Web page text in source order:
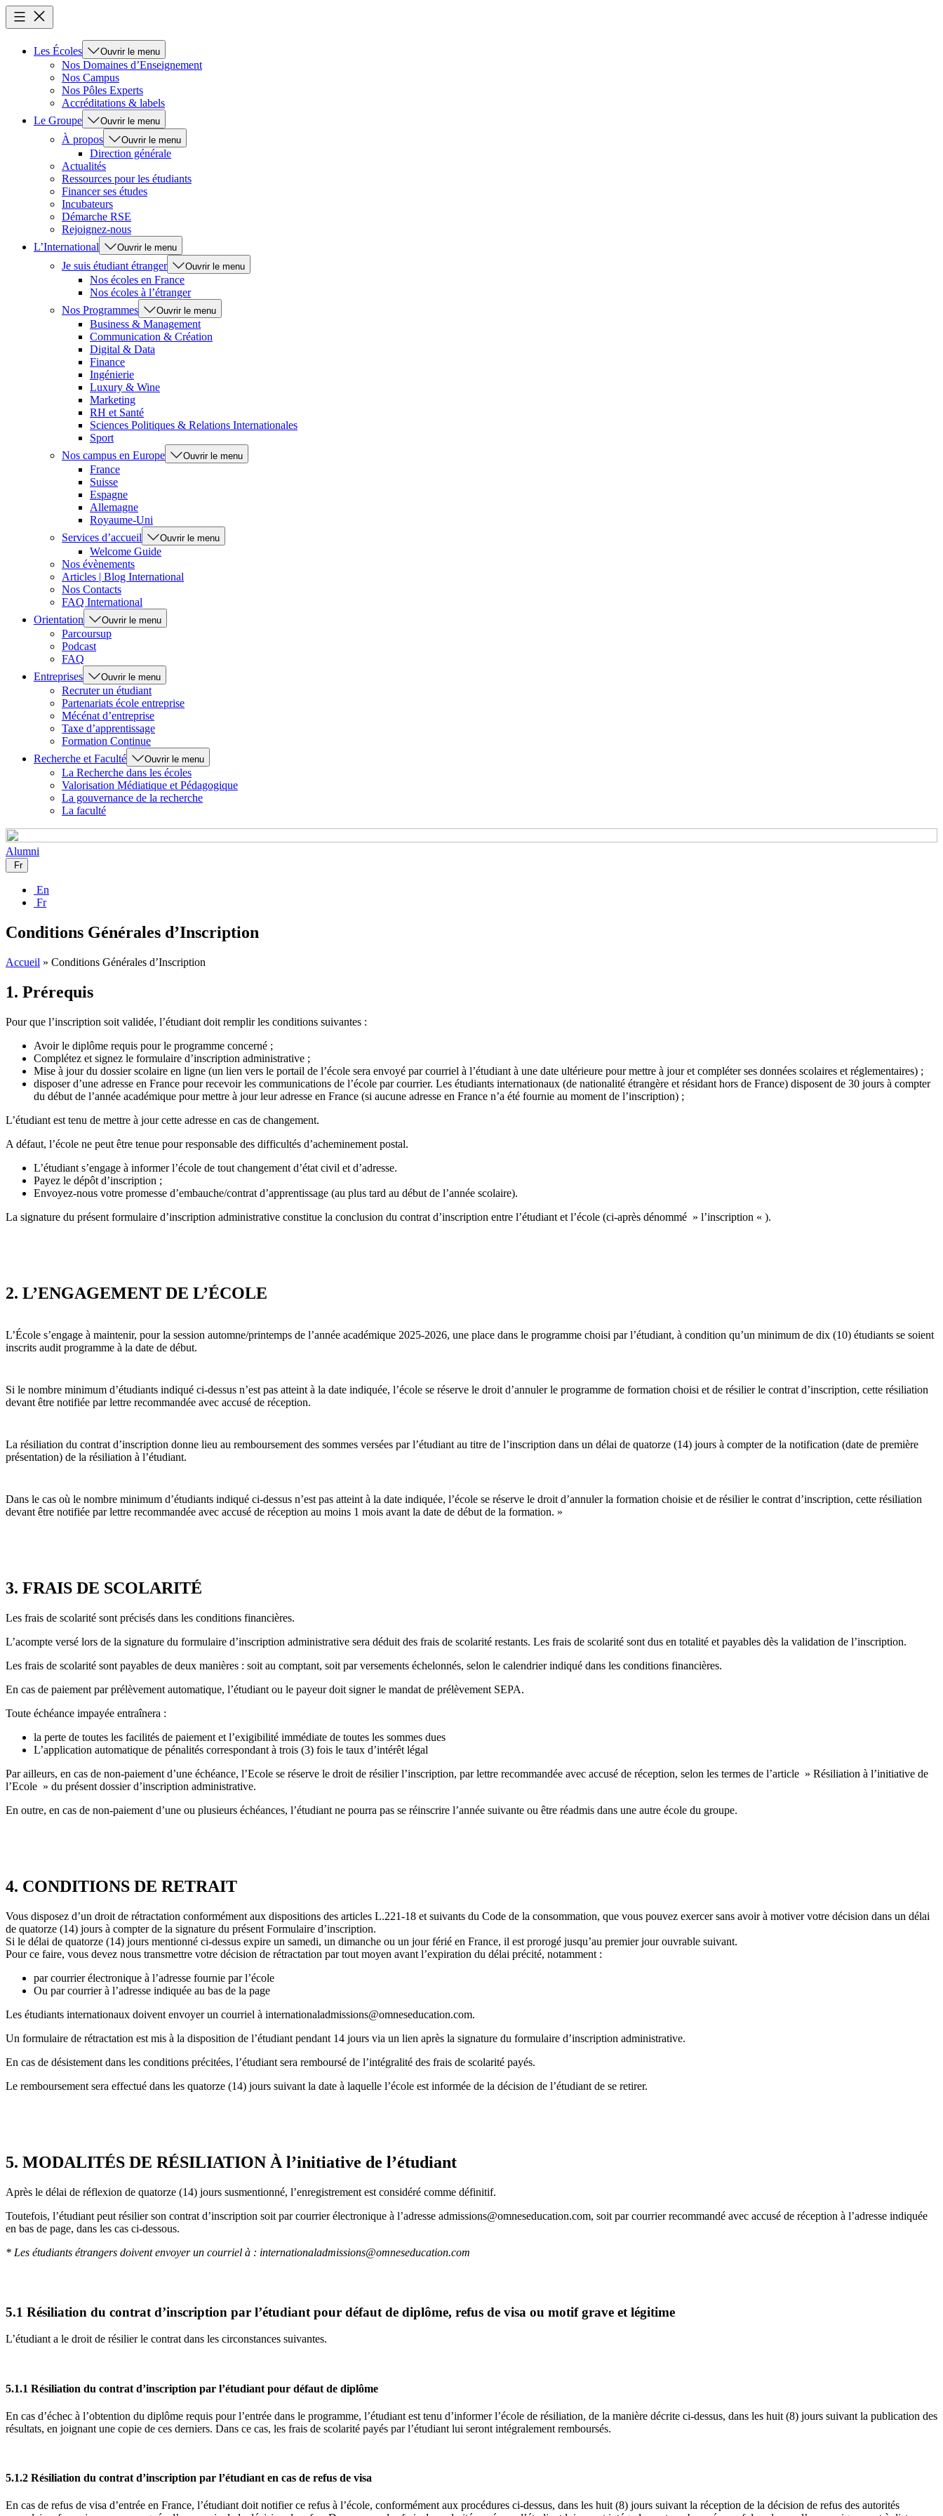
Les Écoles Ouvrir le menu
Nos Domaines d’Enseignement
Nos Campus
Nos Pôles Experts
Accréditations & labels
Le Groupe
Ouvrir le menu
À propos Ouvrir le menu
Direction générale
Actualités
Ressources pour les étudiants
Financer ses études
Incubateurs
Démarche RSE
Rejoignez-nous
L’International
Ouvrir le menu
Je suis étudiant étranger Ouvrir le menu
Nos écoles en France
Nos écoles à l’étranger
Nos Programmes
Ouvrir le menu
Business & Management
Communication & Création
Digital & Data
Finance
Ingénierie
Luxury & Wine
Marketing
RH et Santé
Sciences Politiques & Relations Internationales
Sport
Nos campus en Europe
Ouvrir le menu
France
Suisse
Espagne
Allemagne
Royaume-Uni
Services d’accueil
Ouvrir le menu
Welcome Guide
Nos évènements
Articles | Blog International
Nos Contacts
FAQ International
Orientation
Ouvrir le menu
Parcoursup
Podcast
FAQ
Entreprises
Ouvrir le menu
Recruter un étudiant
Partenariats école entreprise
Mécénat d’entreprise
Taxe d’apprentissage
Formation Continue
Recherche et Faculté
Ouvrir le menu
La Recherche dans les écoles
Valorisation Médiatique et Pédagogique
La gouvernance de la recherche
La faculté
Alumni
Fr
En
Fr
Conditions Générales d’Inscription
Accueil » Conditions Générales d’Inscription
1. Prérequis
Pour que l’inscription soit validée, l’étudiant doit remplir les conditions suivantes :
Avoir le diplôme requis pour le programme concerné ;
Complétez et signez le formulaire d’inscription administrative ;
Mise à jour du dossier scolaire en ligne (un lien vers le portail de l’école sera envoyé par courriel à l’étudiant à une date ultérieure pour mettre à jour et compléter ses données scolaires et réglementaires) ;
disposer d’une adresse en France pour recevoir les communications de l’école par courrier. Les étudiants internationaux (de nationalité étrangère et résidant hors de France) disposent de 30 jours à compter
du début de l’année académique pour mettre à jour leur adresse en France (si aucune adresse en France n’a été fournie au moment de l’inscription) ;
L’étudiant est tenu de mettre à jour cette adresse en cas de changement.
A défaut, l’école ne peut être tenue pour responsable des difficultés d’acheminement postal.
L’étudiant s’engage à informer l’école de tout changement d’état civil et d’adresse.
Payez le dépôt d’inscription ;
Envoyez-nous votre promesse d’embauche/contrat d’apprentissage (au plus tard au début de l’année scolaire).
La signature du présent formulaire d’inscription administrative constitue la conclusion du contrat d’inscription entre l’étudiant et l’école (ci-après dénommé » l’inscription « ).
2. L’ENGAGEMENT DE L’ÉCOLE
L’École s’engage à maintenir, pour la session automne/printemps de l’année académique 2025-2026, une place dans le programme choisi par l’étudiant, à condition qu’un minimum de dix (10) étudiants se soient
inscrits audit programme à la date de début.
Si le nombre minimum d’étudiants indiqué ci-dessus n’est pas atteint à la date indiquée, l’école se réserve le droit d’annuler le programme de formation choisi et de résilier le contrat d’inscription, cette résiliation
devant être notifiée par lettre recommandée avec accusé de réception.
La résiliation du contrat d’inscription donne lieu au remboursement des sommes versées par l’étudiant au titre de l’inscription dans un délai de quatorze (14) jours à compter de la notification (date de première
présentation) de la résiliation à l’étudiant.
Dans le cas où le nombre minimum d’étudiants indiqué ci-dessus n’est pas atteint à la date indiquée, l’école se réserve le droit d’annuler la formation choisie et de résilier le contrat d’inscription, cette résiliation
devant être notifiée par lettre recommandée avec accusé de réception au moins 1 mois avant la date de début de la formation. »
3. FRAIS DE SCOLARITÉ
Les frais de scolarité sont précisés dans les conditions financières.
L’acompte versé lors de la signature du formulaire d’inscription administrative sera déduit des frais de scolarité restants. Les frais de scolarité sont dus en totalité et payables dès la validation de l’inscription.
Les frais de scolarité sont payables de deux manières : soit au comptant, soit par versements échelonnés, selon le calendrier indiqué dans les conditions financières.
En cas de paiement par prélèvement automatique, l’étudiant ou le payeur doit signer le mandat de prélèvement SEPA.
Toute échéance impayée entraînera :
la perte de toutes les facilités de paiement et l’exigibilité immédiate de toutes les sommes dues
L’application automatique de pénalités correspondant à trois (3) fois le taux d’intérêt légal
Par ailleurs, en cas de non-paiement d’une échéance, l’Ecole se réserve le droit de résilier l’inscription, par lettre recommandée avec accusé de réception, selon les termes de l’article » Résiliation à l’initiative de
l’Ecole » du présent dossier d’inscription administrative.
En outre, en cas de non-paiement d’une ou plusieurs échéances, l’étudiant ne pourra pas se réinscrire l’année suivante ou être réadmis dans une autre école du groupe.
4. CONDITIONS DE RETRAIT
Vous disposez d’un droit de rétractation conformément aux dispositions des articles L.221-18 et suivants du Code de la consommation, que vous pouvez exercer sans avoir à motiver votre décision dans un délai
de quatorze (14) jours à compter de la signature du présent Formulaire d’inscription.
Si le délai de quatorze (14) jours mentionné ci-dessus expire un samedi, un dimanche ou un jour férié en France, il est prorogé jusqu’au premier jour ouvrable suivant.
Pour ce faire, vous devez nous transmettre votre décision de rétractation par tout moyen avant l’expiration du délai précité, notamment :
par courrier électronique à l’adresse fournie par l’école
Ou par courrier à l’adresse indiquée au bas de la page
Les étudiants internationaux doivent envoyer un courriel à internationaladmissions@omneseducation.com.
Un formulaire de rétractation est mis à la disposition de l’étudiant pendant 14 jours via un lien après la signature du formulaire d’inscription administrative.
En cas de désistement dans les conditions précitées, l’étudiant sera remboursé de l’intégralité des frais de scolarité payés.
Le remboursement sera effectué dans les quatorze (14) jours suivant la date à laquelle l’école est informée de la décision de l’étudiant de se retirer.
5. MODALITÉS DE RÉSILIATION À l’initiative de l’étudiant
Après le délai de réflexion de quatorze (14) jours susmentionné, l’enregistrement est considéré comme définitif.
Toutefois, l’étudiant peut résilier son contrat d’inscription soit par courrier électronique à l’adresse admissions@omneseducation.com, soit par courrier recommandé avec accusé de réception à l’adresse indiquée
en bas de page, dans les cas ci-dessous.
* Les étudiants étrangers doivent envoyer un courriel à : internationaladmissions@omneseducation.com
5.1 Résiliation du contrat d’inscription par l’étudiant pour défaut de diplôme, refus de visa ou motif grave et légitime
L’étudiant a le droit de résilier le contrat dans les circonstances suivantes.
5.1.1 Résiliation du contrat d’inscription par l’étudiant pour défaut de diplôme
En cas d’échec à l’obtention du diplôme requis pour l’entrée dans le programme, l’étudiant est tenu d’informer l’école de résiliation, de la manière décrite ci-dessus, dans les huit (8) jours suivant la publication des
résultats, en joignant une copie de ces derniers. Dans ce cas, les frais de scolarité payés par l’étudiant lui seront intégralement remboursés.
5.1.2 Résiliation du contrat d’inscription par l’étudiant en cas de refus de visa
En cas de refus de visa d’entrée en France, l’étudiant doit notifier ce refus à l’école, conformément aux procédures ci-dessus, dans les huit (8) jours suivant la réception de la décision de refus des autorités